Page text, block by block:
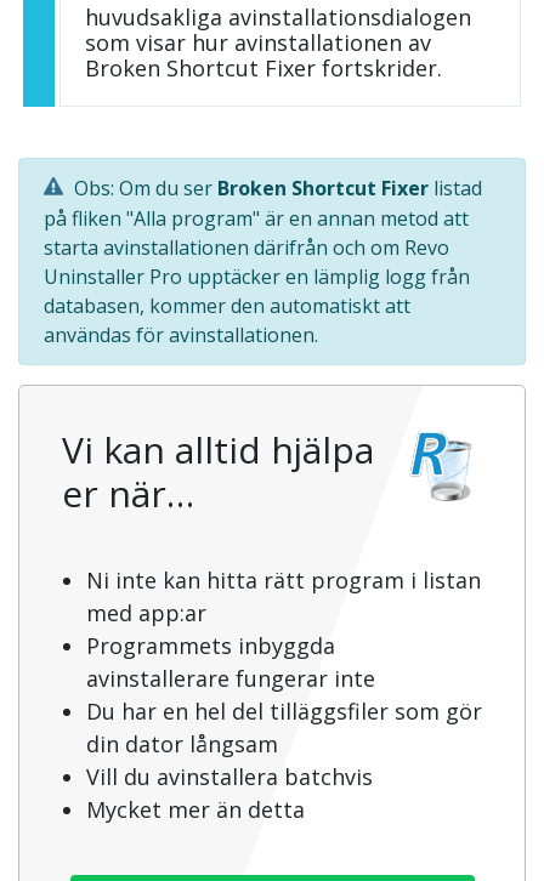
huvudsakliga avinstallationsdialogen
som visar hur avinstallationen av
Broken Shortcut Fixer fortskrider.
Obs: Om du ser Broken Shortcut Fixer listad
på fliken "Alla program" är en annan metod att
starta avinstallationen därifrån och om Revo
Uninstaller Pro upptäcker en lämplig logg från
databasen, kommer den automatiskt att
användas för avinstallationen.
Vi kan alltid hjälpa
er när…
Ni inte kan hitta rätt program i listan
med app:ar
Programmets inbyggda
avinstallerare fungerar inte
Du har en hel del tilläggsfiler som gör
din dator långsam
Vill du avinstallera batchvis
Mycket mer än detta